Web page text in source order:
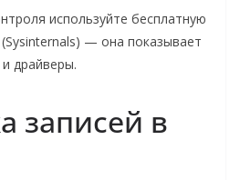
используйте бесплатную
— она показывает
и драйверы.
записей в